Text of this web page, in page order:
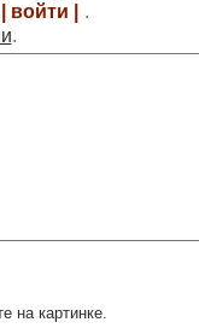
| войти |
.
.
на картинке.